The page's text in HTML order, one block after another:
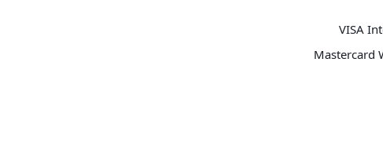
VISA
Mastercard